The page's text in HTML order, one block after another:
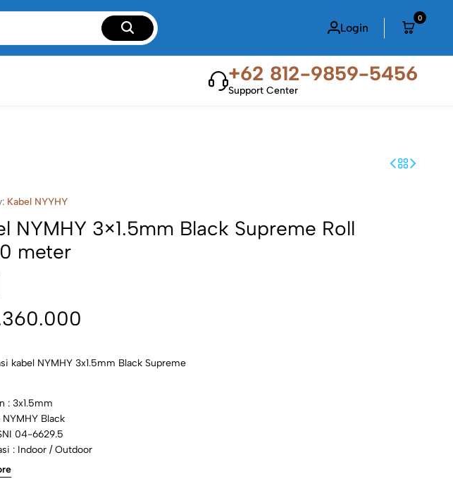
Login
0
+62 812-9859-5456
Support Center
Kabel NYYHY
NYMHY 3×1.5mm Black Supreme Roll
meter
kabel NYMHY 3x1.5mm Black Supreme
: 3x1.5mm
NYMHY Black
04-6629.5
: Indoor / Outdoor
: 300 / 500 Volt